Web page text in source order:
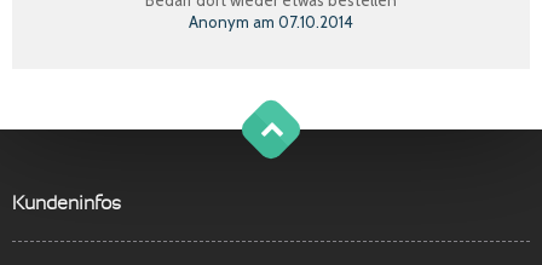
Anonym am 07.10.2014
Claudia W.am08.09.2014
Marina S.am22.04.2014
g
o
t
o
o
Kundeninfos